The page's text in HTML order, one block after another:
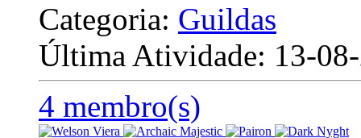
Categoria: Guildas
Última Atividade: 13-
4 membro(s)